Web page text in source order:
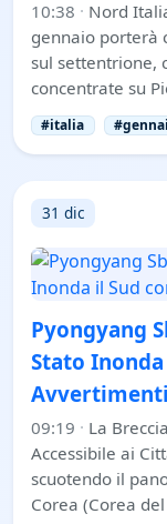
10:38 · Nord
gennaio porterà
sul settentrione,
concentrate su
#italia
31 dic
Pyongyang
Stato
Avvertimenti
09:19 · La
Accessibile ai
scuotendo il
Corea (Corea